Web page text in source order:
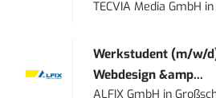
TECVIA Media GmbH
Werkstudent (m/w/
Webdesign &amp...
ALFIX GmbH in